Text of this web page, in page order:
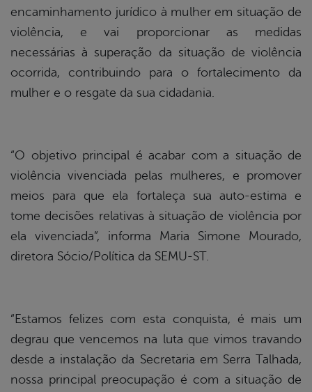
encaminhamento jurídico à mulher em situação de
violência, e vai proporcionar as medidas
necessárias à superação da situação de violência
ocorrida, contribuindo para o fortalecimento da
mulher e o resgate da sua cidadania.
“O objetivo principal é acabar com a situação de
violência vivenciada pelas mulheres, e promover
meios para que ela fortaleça sua auto-estima e
tome decisões relativas à situação de violência por
ela vivenciada”, informa Maria Simone Mourado,
diretora Sócio/Política da SEMU-ST.
“Estamos felizes com esta conquista, é mais um
degrau que vencemos na luta que vimos travando
desde a instalação da Secretaria em Serra Talhada,
nossa principal preocupação é com a situação de